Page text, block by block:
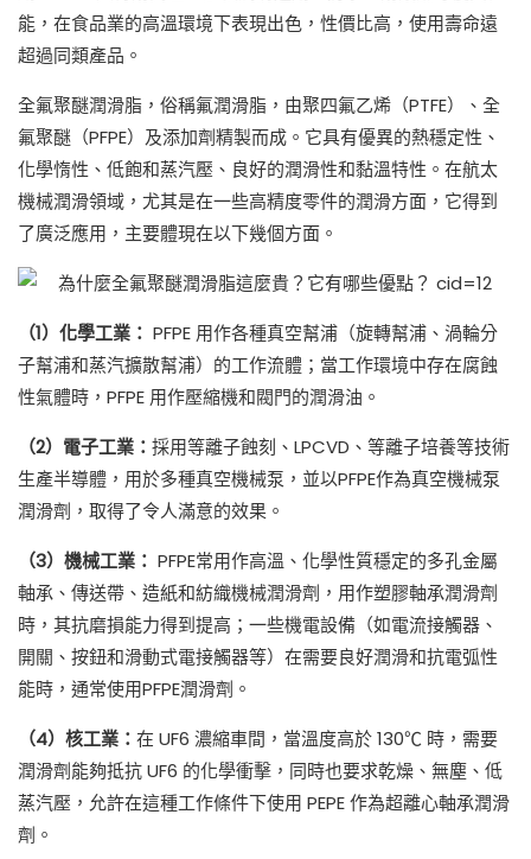
能，在食品業的高溫環境下表現出色，性價比高，使用壽命遠
超過同類產品。
全氟聚醚潤滑脂，俗稱氟潤滑脂，由聚四氟乙烯（PTFE）、全
氟聚醚（PFPE）及添加劑精製而成。它具有優異的熱穩定性、
化學惰性、低飽和蒸汽壓、良好的潤滑性和黏溫特性。在航太
機械潤滑領域，尤其是在一些高精度零件的潤滑方面，它得到
了廣泛應用，主要體現在以下幾個方面。
（1）化學工業： PFPE 用作各種真空幫浦（旋轉幫浦、渦輪分
子幫浦和蒸汽擴散幫浦）的工作流體；當工作環境中存在腐蝕
性氣體時，PFPE 用作壓縮機和閥門的潤滑油。
（2）電子工業： 採用等離子蝕刻、LPCVD、等離子培養等技術
生產半導體，用於多種真空機械泵，並以PFPE作為真空機械泵
潤滑劑，取得了令人滿意的效果。
（3）機械工業： PFPE常用作高溫、化學性質穩定的多孔金屬
軸承、傳送帶、造紙和紡織機械潤滑劑，用作塑膠軸承潤滑劑
時，其抗磨損能力得到提高；一些機電設備（如電流接觸器、
開關、按鈕和滑動式電接觸器等）在需要良好潤滑和抗電弧性
能時，通常使用PFPE潤滑劑。
（4）核工業： 在 UF6 濃縮車間，當溫度高於 130℃ 時，需要
潤滑劑能夠抵抗 UF6 的化學衝擊，同時也要求乾燥、無塵、低
蒸汽壓，允許在這種工作條件下使用 PEPE 作為超離心軸承潤滑
劑。